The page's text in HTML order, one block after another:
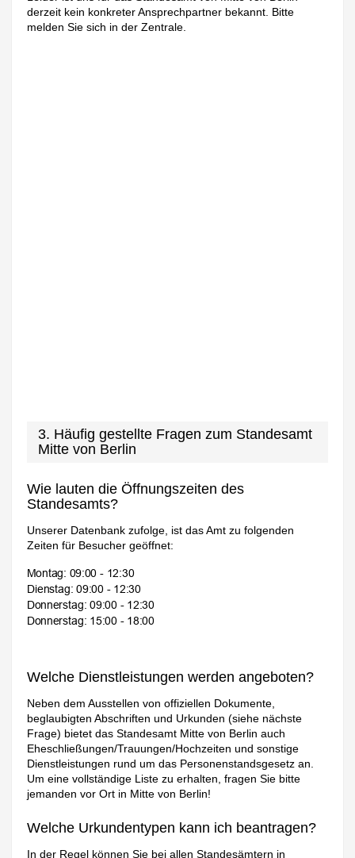
derzeit kein konkreter Ansprechpartner bekannt. Bitte
melden Sie sich in der Zentrale.
3. Häufig gestellte Fragen zum Standesamt
Mitte von Berlin
Wie lauten die Öffnungszeiten des
Standesamts?
Unserer Datenbank zufolge, ist das Amt zu folgenden
Zeiten für Besucher geöffnet:
Welche Dienstleistungen werden angeboten?
Neben dem Ausstellen von offiziellen Dokumente,
beglaubigten Abschriften und Urkunden (siehe nächste
Frage) bietet das Standesamt Mitte von Berlin auch
Eheschließungen/Trauungen/Hochzeiten und sonstige
Dienstleistungen rund um das Personenstandsgesetz an.
Um eine vollständige Liste zu erhalten, fragen Sie bitte
jemanden vor Ort in Mitte von Berlin!
Welche Urkundentypen kann ich beantragen?
In der Regel können Sie bei allen Standesämtern in